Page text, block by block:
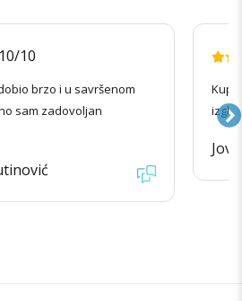
10/10
brzo i u savršenom
sam zadovoljan